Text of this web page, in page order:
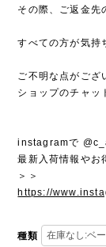
その際、ご返金先
すべての方が気持
ご不明な点がござ
ショップのチャッ
instagramで
最新入荷情報やお
＞＞
https://
種類